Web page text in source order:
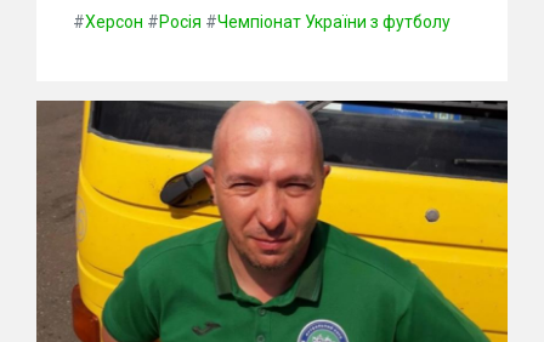
#Херсон #Росія #Чемпіонат України з футболу